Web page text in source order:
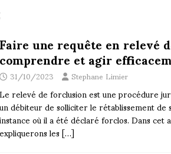
Faire une requête en relevé
comprendre et agir
31/10/2023 Stephane Limier
Le relevé de forclusion est une procédure
un débiteur de solliciter le rétablissement de
instance où il a été déclaré forclos. Dans cet
expliquerons les[…]